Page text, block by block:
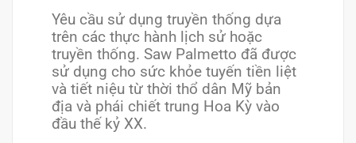
Yêu cầu sử dụng truyền thống dựa
trên các thực hành lịch sử hoặc
truyền thống. Saw Palmetto đã được
sử dụng cho sức khỏe tuyến tiền liệt
và tiết niệu từ thời thổ dân Mỹ bản
địa và phái chiết trung Hoa Kỳ vào
đầu thế kỷ XX.